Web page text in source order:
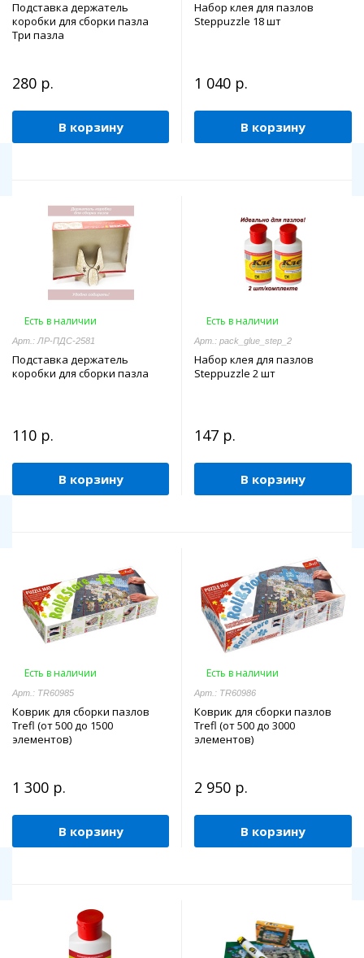
Подставка держатель
коробки для сборки пазла
Три пазла
280 р.
В корзину
Набор клея для пазлов
Steppuzzle 18 шт
1 040 р.
В корзину
Есть в наличии
Арт.: ЛР-ПДС-2581
Подставка держатель
коробки для сборки пазла
110 р.
В корзину
Есть в наличии
Арт.: pack_glue_step_2
Набор клея для пазлов
Steppuzzle 2 шт
147 р.
В корзину
Есть в наличии
Арт.: TR60985
Коврик для сборки пазлов
Trefl (от 500 до 1500
элементов)
1 300 р.
В корзину
Есть в наличии
Арт.: TR60986
Коврик для сборки пазлов
Trefl (от 500 до 3000
элементов)
2 950 р.
В корзину